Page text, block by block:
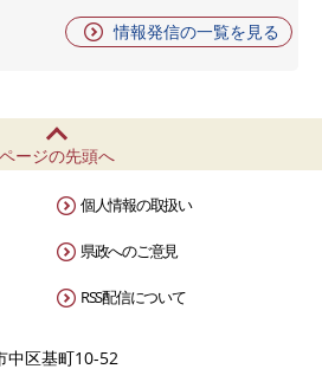
情報発信の一覧を見る
ページの先頭へ
個人情報の取扱い
県政へのご意見
RSS配信について
中区基町10-52